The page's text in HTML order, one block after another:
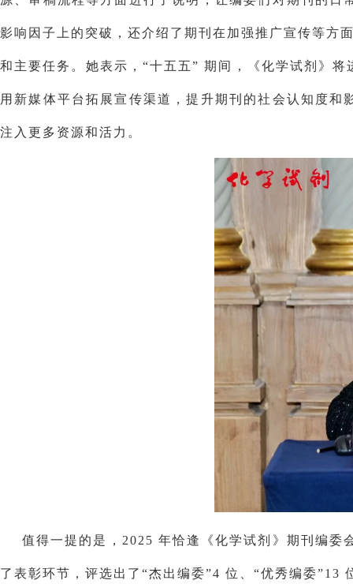
影响因子上的突破，还介绍了期刊在加强推广宣传等方
和主要任务。她表示，“十五五” 期间，《化学试剂》
用新媒体平台拓展宣传渠道，提升期刊的社会认知度
注入更多资源和活力。
值得一提的是，2025 年恰逢《化学试剂》期刊编
了表彰环节，评选出了“杰出编委”4 位、“优秀编委”13